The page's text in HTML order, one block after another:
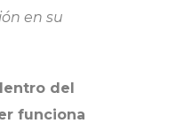
en su
del
funciona